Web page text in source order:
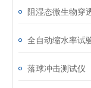
阻湿态微生物穿
全自动缩水率试
落球冲击测试仪